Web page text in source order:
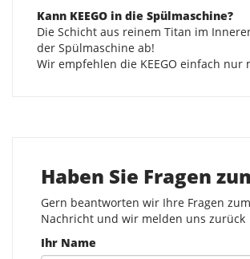
Kann KEEGO in die Spülmaschine?
Die Schicht aus reinem Titan im
der Spülmaschine ab!
Wir empfehlen die KEEGO einfach
Haben Sie Fragen
Gern beantworten wir Ihre Fragen
Nachricht und wir melden uns zurück
Ihr Name